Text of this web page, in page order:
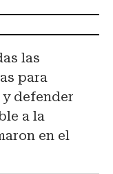
las
para
defender
a la
en el